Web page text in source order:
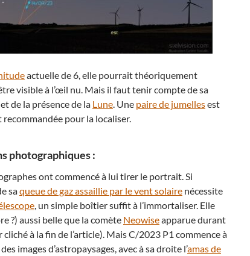
actuelle de 6, elle pourrait théoriquement
visible à l’œil nu. Mais il faut tenir compte de sa
de la présence de la Lune. Une paire de jumellesest
pour la localiser.
photographiques :
ont commencé à lui tirer le portrait. Si
saqueue de gaz assaillie par le vent solaire nécessite
, un simple boîtier suffit à l’immortaliser. Elle
?) aussi belle que la comète Neowiseapparue durant
cliché à la fin de l’article). Mais C/2023 P1 commence à
images d’astropaysages, avec à sa droite l’amas de